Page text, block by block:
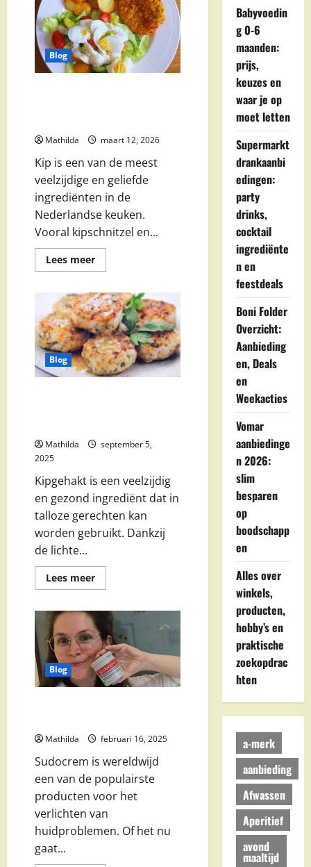
Blog
Mathilda maart 12, 2026
Kip is een van de meest
veelzijdige en geliefde
ingrediënten in de
Nederlandse keuken.
Vooral kipschnitzel en...
Lees meerLees
meer
en
Kipgehakt
Recepten
–
Airfryer
Tips
&
Inspiratie
Blog
Mathilda
september 5,
2025
Kipgehakt is een veelzijdig
en gezond ingrediënt dat in
talloze gerechten kan
worden gebruikt. Dankzij
de lichte...
Lees meerLees
meer
Recepten
met
Kipgehakt:
Van
Klassiek
tot
Pasta
Blog
Mathilda februari 16, 2025
Sudocrem is wereldwijd
een van de populairste
producten voor het
verlichten van
huidproblemen. Of het nu
gaat...
Babyvoedin
g 0-6
maanden:
prijs,
keuzes en
waar je op
moet letten
Supermarkt
drankaanbi
edingen:
party
drinks,
cocktail
ingrediënte
n en
feestdeals
Boni Folder
Overzicht:
Aanbieding
en, Deals
en
Weekacties
Vomar
aanbiedinge
n 2026:
slim
besparen
op
boodschapp
en
Alles over
winkels,
producten,
hobby’s en
praktische
zoekopdrac
hten
a-merk
aanbieding
Afwassen
Aperitief
avond
maaltijd